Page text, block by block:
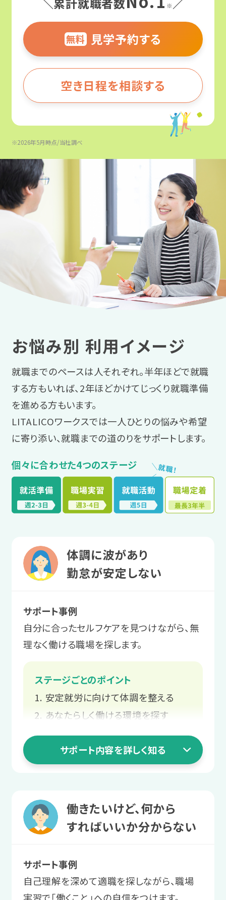
※
無料 見学予約する
空き日程を相談する
※2026年5月時点/当社調べ
お悩み別 利用イメージ
就職までのペースは人それぞれ。半年ほどで就職
する方もいれば、2年ほどかけてじっくり就職準備
を進める方もいます。
LITALICOワークスでは一人ひとりの悩みや希望
に寄り添い、就職までの道のりをサポートします。
個々に合わせた4つのステージ ＼
就
職
！
／
体調に波があり
勤怠が安定しない
サポート事例
自分に合ったセルフケアを見つけながら、無
理なく働ける職場を探します。
ステージごとのポイント
安定就労に向けて体調を整える
あなたらしく働ける環境を探す
スタッフと二人三脚での就職活動
長く働くための職場との関係づくり
安定就労に向けて
まずは1日2〜3時間から利用。プログラ
ムを受講し、体調管理やストレス対処法
サポート内容を詳しく知る
働きたいけど、何から
すればいいか分からない
サポート事例
自己理解を深めて適職を探しながら、職場